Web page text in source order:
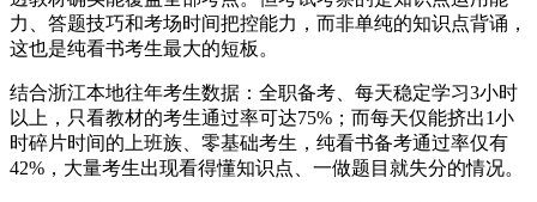
力、答题技巧和考场时间把控能力，而非单纯的知识点背诵，
这也是纯看书考生最大的短板。
结合浙江本地往年考生数据：全职备考、每天稳定学习3小时
以上，只看教材的考生通过率可达75%；而每天仅能挤出1小
时碎片时间的上班族、零基础考生，纯看书备考通过率仅有
42%，大量考生出现看得懂知识点、一做题目就失分的情况。